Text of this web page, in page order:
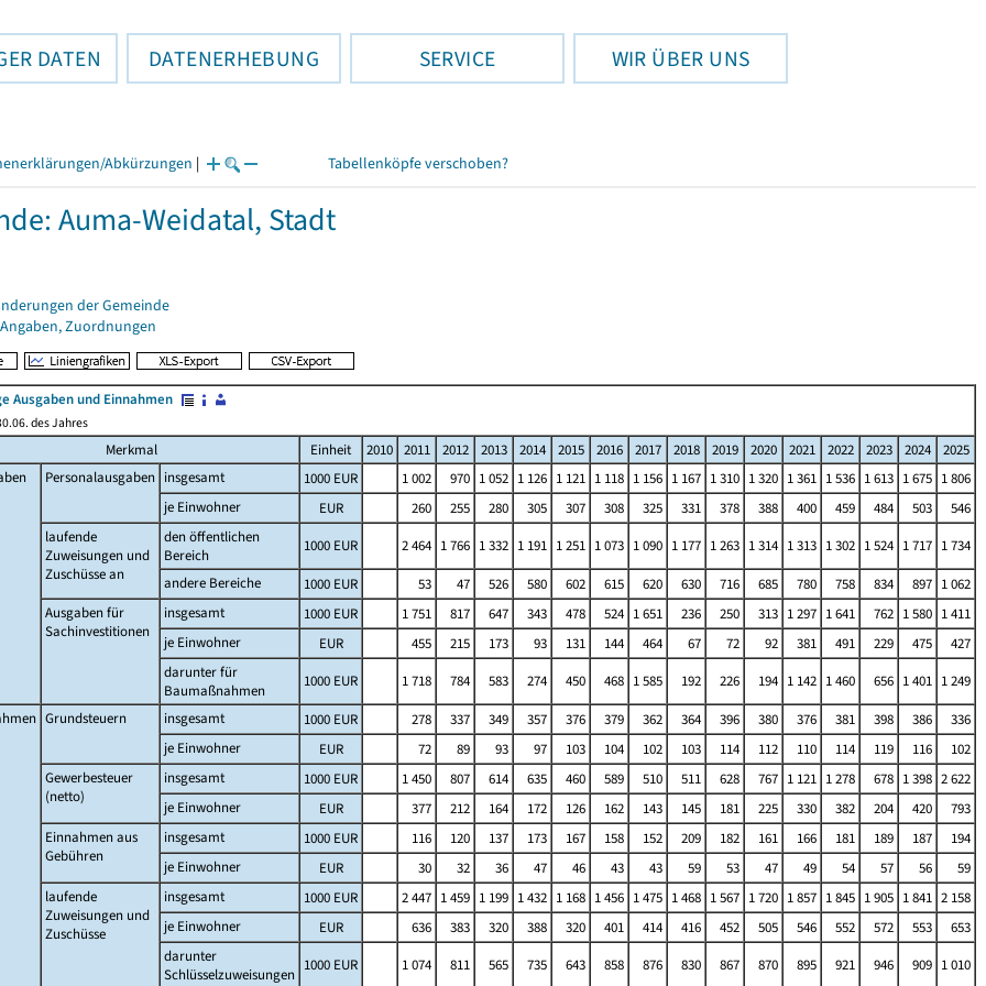
DATEN DATENERHEBUNG SERVICE WIR ÜBER UNS
Abkürzungen | Tabellenköpfe verschoben?
Auma-Weidatal, Stadt
der Gemeinde
Zuordnungen
Ausgaben und Einnahmen
des Jahres
Merkmal Einheit 2010 2011 2012 2013 2014 2015 2016 2017 2018 2019 2020 2021 2022 2023 2024
2025
Personalausgaben insgesamt 1000 EUR 1 002 970 1 052 1 126 1 121 1 118 1 156 1 167 1 310 1 320 1 361 1 536 1 613 1 675 1 806
je Einwohner
EUR 260 255 280 305 307 308 325 331 378 388 400 459 484 503
546
laufende
Zuweisungen und
Zuschüsse an
den öffentlichen
Bereich
1000 EUR 2 464 1 766 1 332 1 191 1 251 1 073 1 090 1 177 1 263 1 314 1 313 1 302 1 524 1 717 1 734
andere Bereiche
1000 EUR 53 47 526 580 602 615 620 630 716 685 780 758 834 897 1 062
Ausgaben für
Sachinvestitionen
insgesamt 1000 EUR 1 751 817 647 343 478 524 1 651 236 250 313 1 297 1 641 762 1 580 1 411
je Einwohner
EUR 455 215 173 93 131 144 464 67 72 92 381 491 229 475
427
darunter für
Baumaßnahmen
1000 EUR 1 718 784 583 274 450 468 1 585 192 226 194 1 142 1 460 656 1 401 1 249
Grundsteuern insgesamt 1000 EUR 278 337 349 357 376 379 362 364 396 380 376 381 398 386
336
je Einwohner
EUR 72 89 93 97 103 104 102 103 114 112 110 114 119 116
102
Gewerbesteuer
(netto)
insgesamt 1000 EUR 1 450 807 614 635 460 589 510 511 628 767 1 121 1 278 678 1 398 2 622
je Einwohner
EUR 377 212 164 172 126 162 143 145 181 225 330 382 204 420
793
Einnahmen aus
Gebühren
insgesamt 1000 EUR 116 120 137 173 167 158 152 209 182 161 166 181 189 187
194
je Einwohner
EUR 30 32 36 47 46 43 43 59 53 47 49 54 57 56
59
laufende
Zuweisungen und
Zuschüsse
insgesamt 1000 EUR 2 447 1 459 1 199 1 432 1 168 1 456 1 475 1 468 1 567 1 720 1 857 1 845 1 905 1 841 2 158
je Einwohner
EUR 636 383 320 388 320 401 414 416 452 505 546 552 572 553
653
darunter
Schlüsselzuweisungen
1000 EUR 1 074 811 565 735 643 858 876 830 867 870 895 921 946 909 1 010